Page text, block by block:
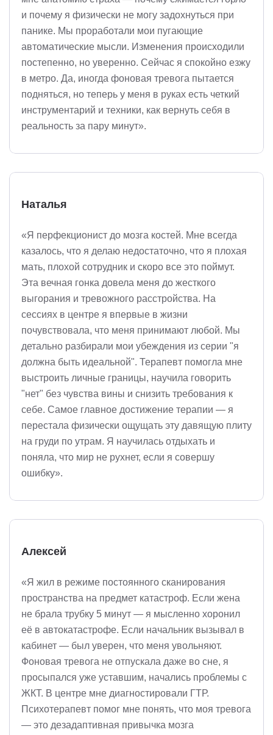
и почему я физически не могу задохнуться при
панике. Мы проработали мои пугающие
автоматические мысли. Изменения происходили
постепенно, но уверенно. Сейчас я спокойно езжу
в метро. Да, иногда фоновая тревога пытается
подняться, но теперь у меня в руках есть четкий
инструментарий и техники, как вернуть себя в
реальность за пару минут».
Наталья
«Я перфекционист до мозга костей. Мне всегда
казалось, что я делаю недостаточно, что я плохая
мать, плохой сотрудник и скоро все это поймут.
Эта вечная гонка довела меня до жесткого
выгорания и тревожного расстройства. На
сессиях в центре я впервые в жизни
почувствовала, что меня принимают любой. Мы
детально разбирали мои убеждения из серии "я
должна быть идеальной". Терапевт помогла мне
выстроить личные границы, научила говорить
"нет" без чувства вины и снизить требования к
себе. Самое главное достижение терапии — я
перестала физически ощущать эту давящую плиту
на груди по утрам. Я научилась отдыхать и
поняла, что мир не рухнет, если я совершу
ошибку».
Алексей
«Я жил в режиме постоянного сканирования
пространства на предмет катастроф. Если жена
не брала трубку 5 минут — я мысленно хоронил
её в автокатастрофе. Если начальник вызывал в
кабинет — был уверен, что меня увольняют.
Фоновая тревога не отпускала даже во сне, я
просыпался уже уставшим, начались проблемы с
ЖКТ. В центре мне диагностировали ГТР.
Психотерапевт помог мне понять, что моя тревога
— это дезадаптивная привычка мозга